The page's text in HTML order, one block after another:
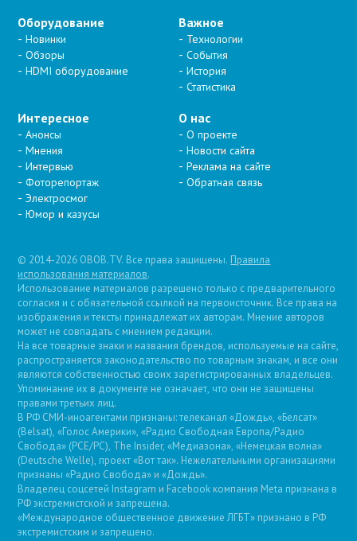
Оборудование
Новинки
Обзоры
HDMI оборудование
Важное
Технологии
События
История
Статистика
Интересное
Анонсы
Мнения
Интервью
Фоторепортаж
Электросмог
Юмор и казусы
О нас
О проекте
Новости сайта
Реклама на сайте
Обратная связь
© 2014-2026 OBOB.TV. Все права защищены. Правила
использования материалов.
Использование материалов разрешено только с предварительного
согласия и с обязательной ссылкой на первоисточник. Все права на
изображения и тексты принадлежат их авторам. Мнение авторов
может не совпадать с мнением редакции.
На все товарные знаки и названия брендов, используемые на сайте,
распространяется законодательство по товарным знакам, и все они
являются собственностью своих зарегистрированных владельцев.
Упоминание их в документе не означает, что они не защищены
правами третьих лиц.
В РФ СМИ-иноагентами признаны: телеканал «Дождь», «Белсат»
(Belsat), «Голос Америки», «Радио Свободная Европа/Радио
Свобода» (PCE/PC), The Insider, «Медиазона», «Немецкая волна»
(Deutsche Welle), проект «Вот так». Нежелательными организациями
признаны «Радио Свобода» и «Дождь».
Владелец соцсетей Instagram и Facebook компания Metа признана в
РФ экстремистской и запрещена.
«Международное общественное движение ЛГБТ» признано в РФ
экстремистским и запрещено.